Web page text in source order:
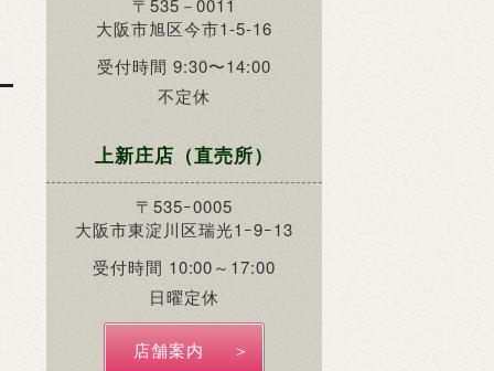
〒535－0011
大阪市旭区今市1-5-16
受付時間 9:30〜14:00
不定休
上新庄店（直売所）
〒535ｰ0005
大阪市東淀川区瑞光1ｰ9ｰ13
受付時間 10:00～17:00
日曜定休
店舗案内